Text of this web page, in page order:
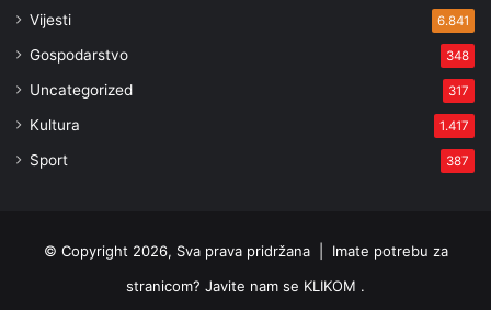
Vijesti 6.841
Gospodarstvo 348
Uncategorized 317
Kultura 1.417
Sport 387
© Copyright 2026, Sva prava pridržana | Imate potrebu za
stranicom? Javite nam se KLIKOM .